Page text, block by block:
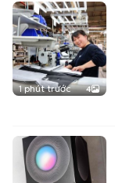
1 phút trước 4